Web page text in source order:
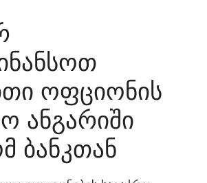
ოფციონის
ანგარიში
ბანკთან